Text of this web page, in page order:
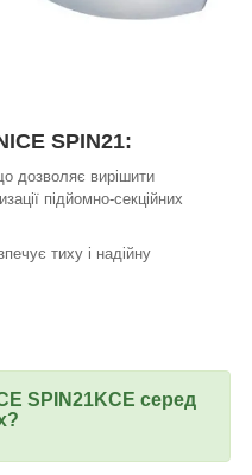
SPIN21:
дозволяє вирішити
підйомно-секційних
тиху і надійну
SPIN21KCE серед